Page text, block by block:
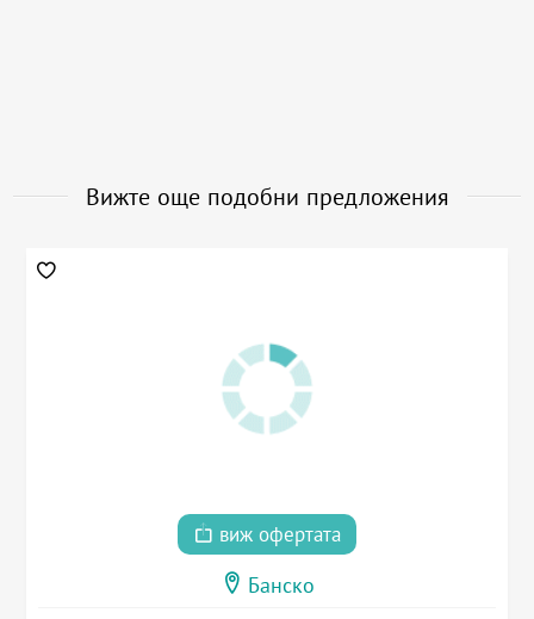
Вижте още подобни предложения
виж офертата
Банско